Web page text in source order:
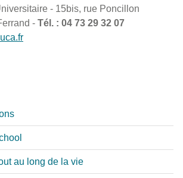
- 15bis, rue Poncillon
- Tél. : 04 73 29 32 07
au long de la vie